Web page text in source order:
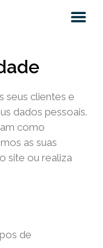
seus clientes e
dados pessoais.
como
as suas
site ou realiza
de